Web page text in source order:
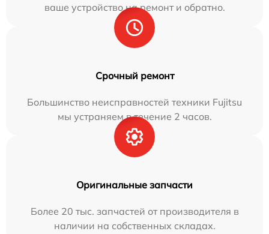
ваше устройство на ремонт и обратно.
Срочный ремонт
Большинство неисправностей техники Fujitsu
мы устраняем в течение 2 часов.
Оригинальные запчасти
Более 20 тыс. запчастей от производителя в
наличии на собственных складах.